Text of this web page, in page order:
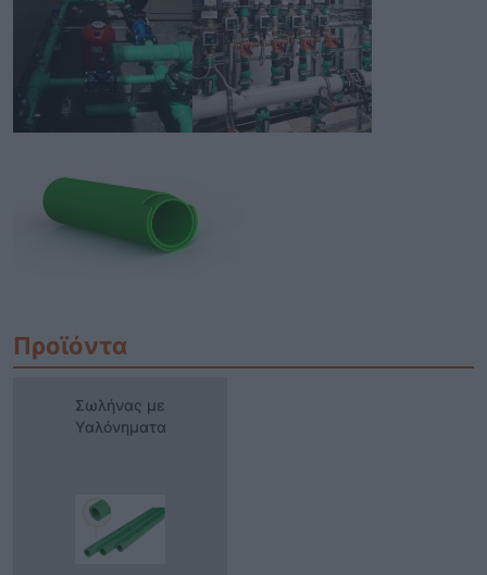
Προϊόντα
Σωλήνας με Υαλόνηματα
Σωλήνας με
Υαλόνηματα